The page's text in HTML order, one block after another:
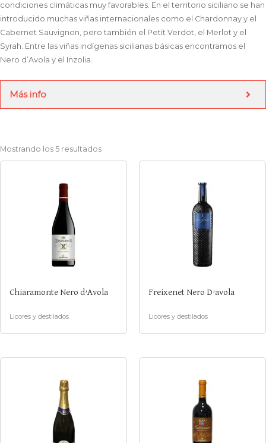
condiciones climáticas muy favorables. En el territorio siciliano se han
introducido muchas viñas internacionales como el Chardonnay y el
Cabernet Sauvignon, pero también el Petit Verdot, el Merlot y el
Syrah. Entre las viñas indígenas sicilianas básicas encontramos el
Nero d’Avola y el Inzolia.
Más info
Mostrando los 5 resultados
Chiaramonte Nero d’Avola
Licores y destilados
Freixenet Nero D’avola
Licores y destilados